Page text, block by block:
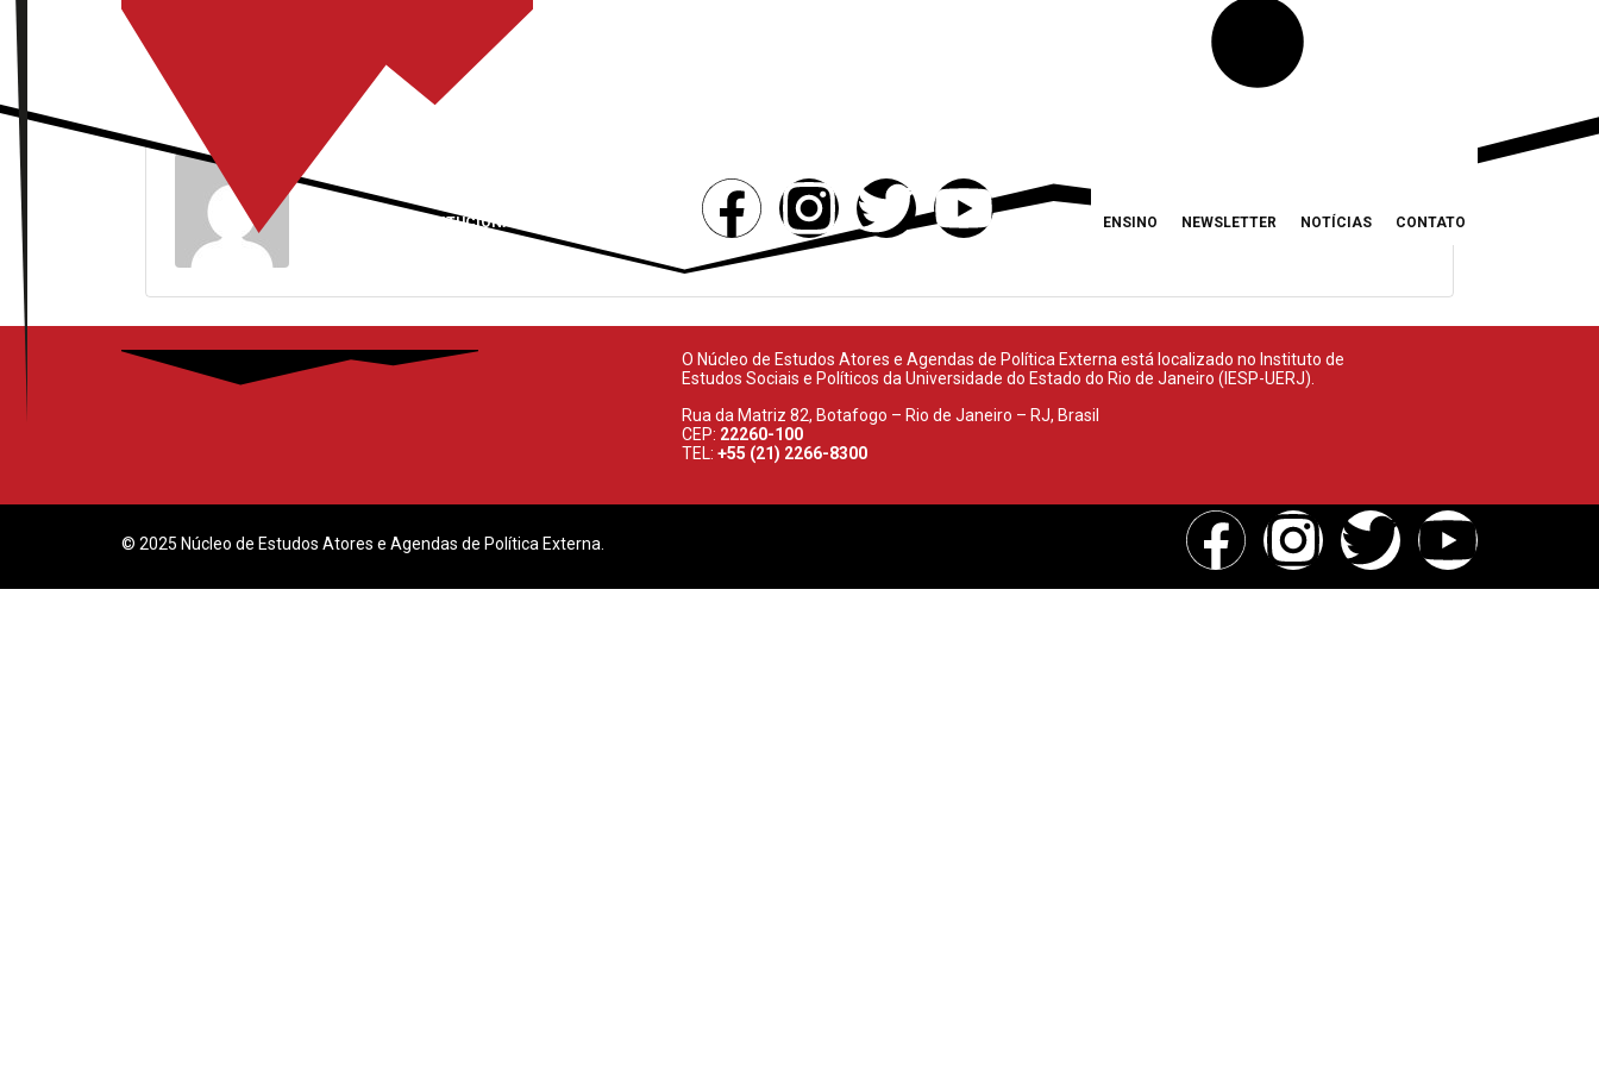
INSTITUCIONAL PUBLICAÇÕES MÍDIA ENSINO NEWSLETTER NOTÍCIAS CONTATO
O Núcleo de Estudos Atores e Agendas de Política Externa está localizado no Instituto de
Estudos Sociais e Políticos da Universidade do Estado do Rio de Janeiro (IESP-UERJ).
Rua da Matriz 82, Botafogo – Rio de Janeiro – RJ, Brasil
CEP: 22260-100
TEL: +55 (21) 2266-8300
© 2025 Núcleo de Estudos Atores e Agendas de Política Externa.